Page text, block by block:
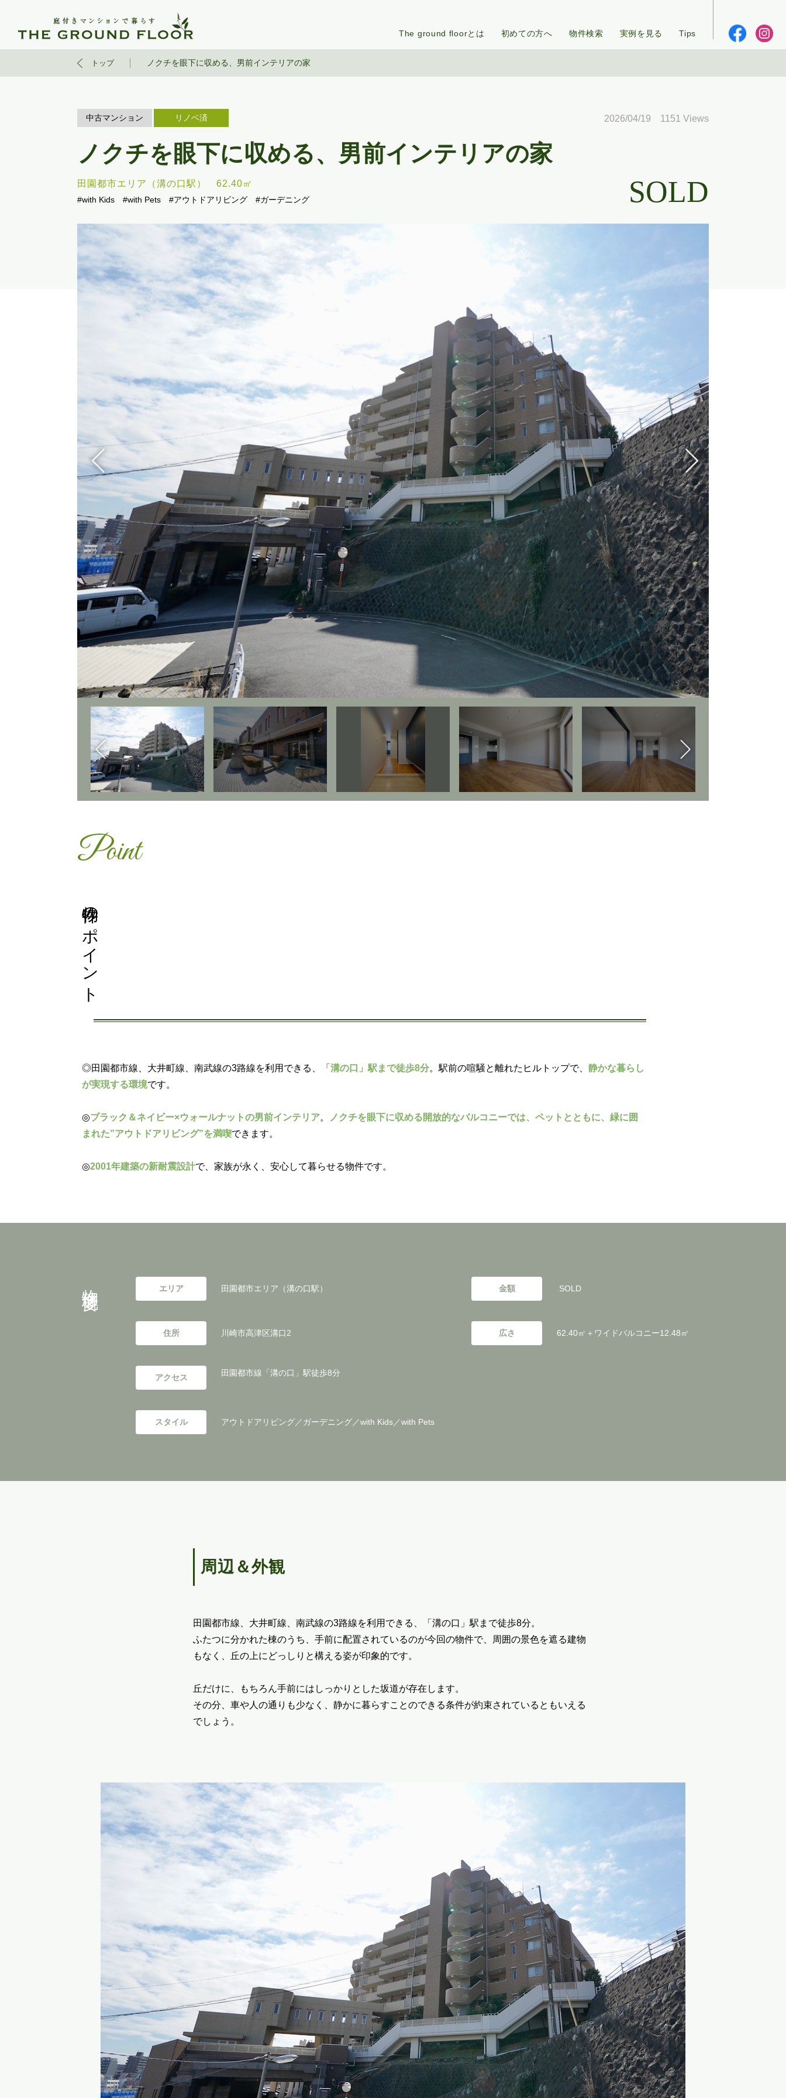
The ground floorとは 初めての方へ 物件検索 実例を見る Tips
トップ ノクチを眼下に収める、男前インテリアの家
中古マンション リノベ済 2026/04/19 1151 Views
ノクチを眼下に収める、男前インテリアの家
田園都市エリア（溝の口駅） 62.40㎡
#with Kids #with Pets #アウトドアリビング #ガーデニング SOLD
Point
物件のポイント
◎田園都市線、大井町線、南武線の3路線を利用できる、 「溝の口」駅まで徒歩8分。駅前の喧騒と離れたヒルトップで、 静かな暮らし
が実現する環境です。
◎ブラック＆ネイビー×ウォールナットの男前インテリア。
ノクチを眼下に収める開放的なバルコニーでは、ペットとともに、緑に囲
まれた”アウトドアリビング”を満喫できます。
◎2001年建築の新耐震設計で、家族が永く、安心して暮らせる物件です。
エリア 田園都市エリア（溝の口駅） 金額 SOLD
住所 川崎市高津区溝口2 広さ 62.40㎡＋ワイドバルコニー12.48㎡
アクセス 田園都市線「溝の口」駅徒歩8分
スタイル アウトドアリビング／ガーデニング／with Kids／with Pets
周辺＆外観
田園都市線、大井町線、南武線の3路線を利用できる、「溝の口」駅まで徒歩8分。
ふたつに分かれた棟のうち、手前に配置されているのが今回の物件で、周囲の景色を遮る建物
もなく、丘の上にどっしりと構える姿が印象的です。
丘だけに、もちろん手前にはしっかりとした坂道が存在します。
その分、車や人の通りも少なく、静かに暮らすことのできる条件が約束されているともいえる
でしょう。